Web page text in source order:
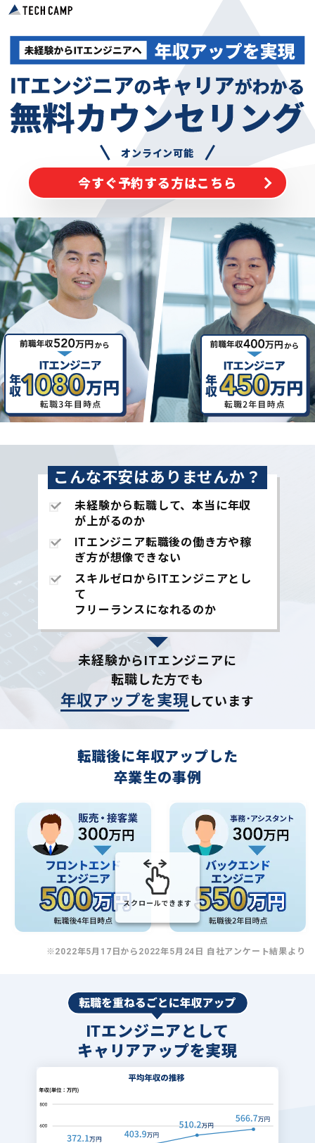
オンライン可能
今すぐ予約する方はこちら
こんな不安はありませんか？
未経験から転職して、本当に年収
が上がるのか
ITエンジニア転職後の働き方や稼
ぎ方が想像できない
スキルゼロからITエンジニアとし
て
フリーランスになれるのか
未経験からITエンジニアに
転職した方でも
年収アップを実現しています
転職後に年収アップした
卒業生の事例
スクロールできます
※2022年5月17日から2022年5月24日 自社アンケート結果より
ITエンジニアとして
キャリアアップを実現